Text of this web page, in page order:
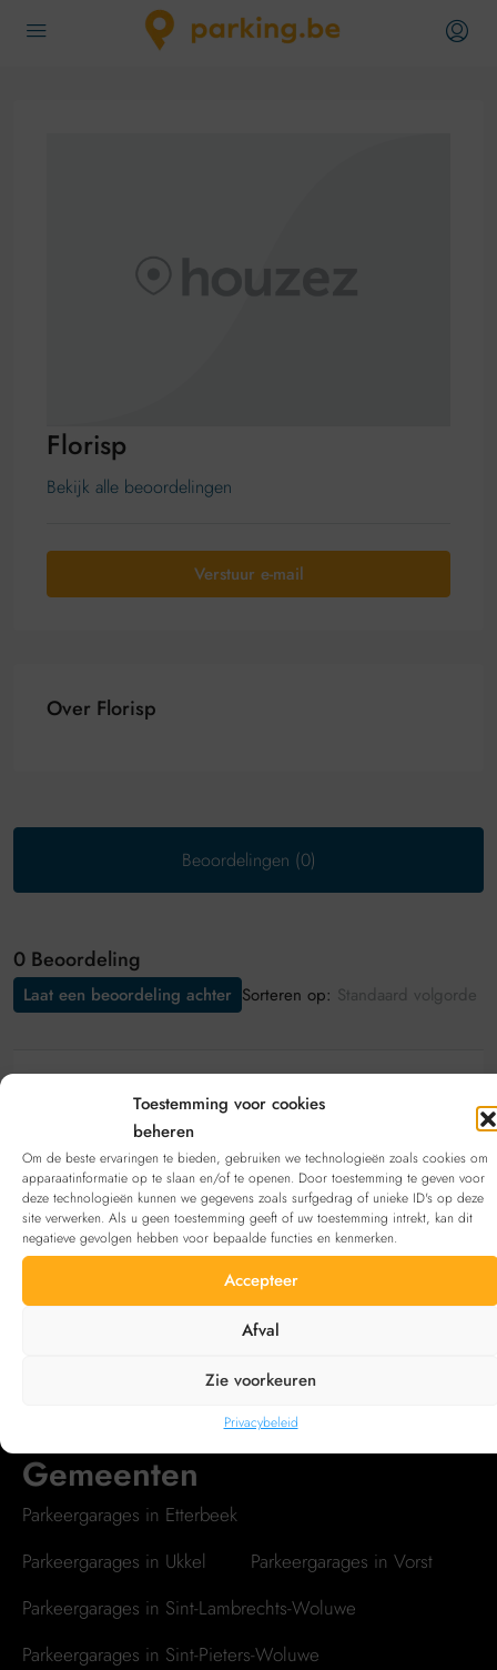
Toestemming voor cookies
beheren
Om de beste ervaringen te bieden, gebruiken we technologieën zoals cookies om
apparaatinformatie op te slaan en/of te openen. Door toestemming te geven voor
deze technologieën kunnen we gegevens zoals surfgedrag of unieke ID's op deze
site verwerken. Als u geen toestemming geeft of uw toestemming intrekt, kan dit
negatieve gevolgen hebben voor bepaalde functies en kenmerken.
Accepteer
Afval
Zie voorkeuren
Privacybeleid
Florisp
Bekijk alle beoordelingen
Verstuur e-mail
Over Florisp
Beoordelingen (0)
0 Beoordeling
Sorteren op: Standaard volgorde
Laat een beoordeling achter
Bekijk deze aanbieding
account?Registreren
Neem contact op met
Gemeenten
Parkeergarages in Etterbeek
Parkeergarages in Ukkel
Parkeergarages in Vorst
Parkeergarages in Sint-Lambrechts-Woluwe
Parkeergarages in Sint-Pieters-Woluwe